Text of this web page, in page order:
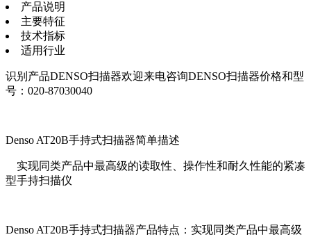
产品说明
主要特征
技术指标
适用行业
识别产品DENSO扫描器欢迎来电咨询DENSO扫描器价格和型
号：020-87030040
Denso AT20B手持式扫描器简单描述
实现同类产品中最高级的读取性、操作性和耐久性能的紧凑
型手持扫描仪
Denso AT20B手持式扫描器产品特点：实现同类产品中最高级